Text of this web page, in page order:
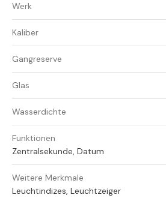
Werk
Kaliber
Gangreserve
Glas
Wasserdichte
Funktionen
Zentralsekunde, Datum
Weitere Merkmale
Leuchtindizes, Leuchtzeiger